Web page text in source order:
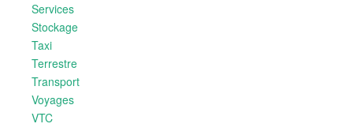
Services
Stockage
Taxi
Terrestre
Transport
Voyages
VTC